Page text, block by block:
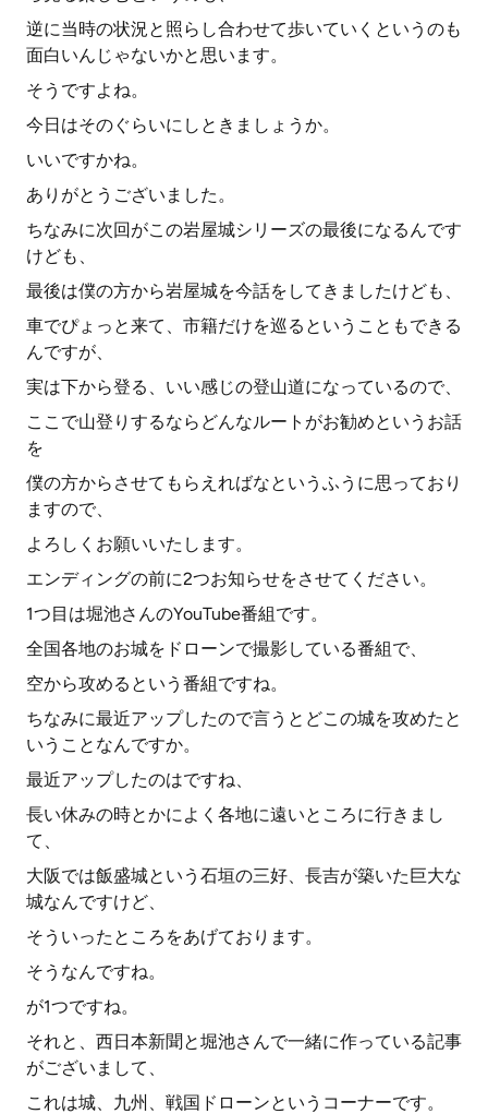
逆に当時の状況と照らし合わせて歩いていくというのも
面白いんじゃないかと思います。
そうですよね。
今日はそのぐらいにしときましょうか。
いいですかね。
ありがとうございました。
ちなみに次回がこの岩屋城シリーズの最後になるんです
けども、
最後は僕の方から岩屋城を今話をしてきましたけども、
車でぴょっと来て、市籍だけを巡るということもできる
んですが、
実は下から登る、いい感じの登山道になっているので、
ここで山登りするならどんなルートがお勧めというお話
を
僕の方からさせてもらえればなというふうに思っており
ますので、
よろしくお願いいたします。
エンディングの前に2つお知らせをさせてください。
1つ目は堀池さんのYouTube番組です。
全国各地のお城をドローンで撮影している番組で、
空から攻めるという番組ですね。
ちなみに最近アップしたので言うとどこの城を攻めたと
いうことなんですか。
最近アップしたのはですね、
長い休みの時とかによく各地に遠いところに行きまし
て、
大阪では飯盛城という石垣の三好、長吉が築いた巨大な
城なんですけど、
そういったところをあげております。
そうなんですね。
が1つですね。
それと、西日本新聞と堀池さんで一緒に作っている記事
がございまして、
これは城、九州、戦国ドローンというコーナーです。